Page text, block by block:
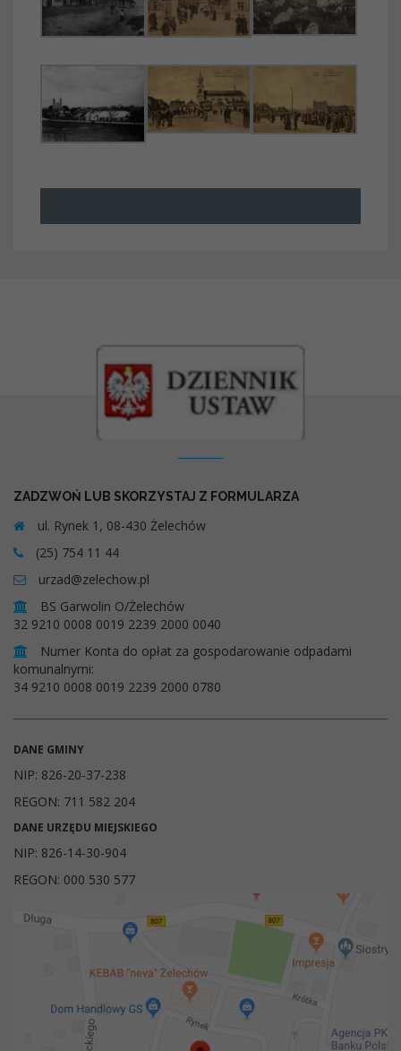
ZADZWOŃ LUB SKORZYSTAJ Z FORMULARZA
ul. Rynek 1, 08-430 Żelechów
(25) 754 11 44
urzad@zelechow.pl
BS Garwolin O/Żelechów
32 9210 0008 0019 2239 2000 0040
Numer Konta do opłat za gospodarowanie odpadami
komunalnymi:
34 9210 0008 0019 2239 2000 0780
DANE GMINY
NIP: 826-20-37-238
REGON: 711 582 204
DANE URZĘDU MIEJSKIEGO
NIP: 826-14-30-904
REGON: 000 530 577